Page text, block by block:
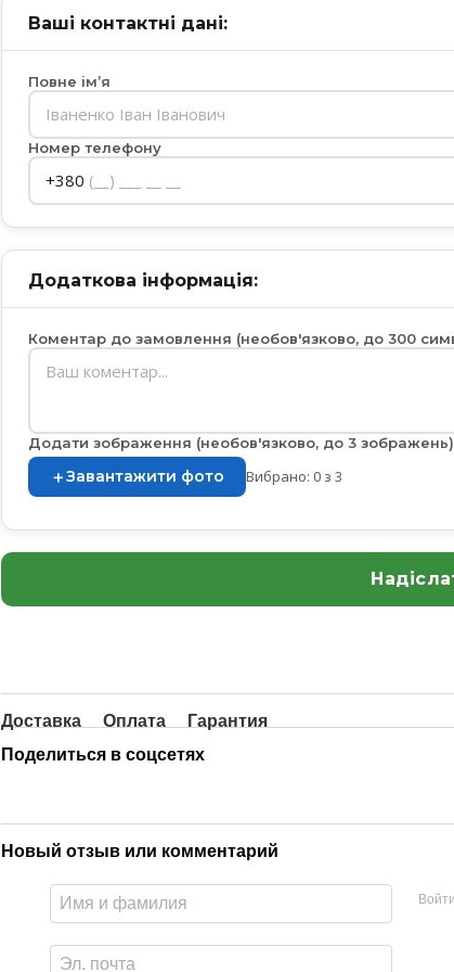
Ваші контактні дані:
Повне імʼя
Номер телефону
+380
Додаткова інформація:
Коментар до замовлення (необов'язково, до 300
Додати зображення (необов'язково, до 3 зображень)
＋Завантажити фото Вибрано: 0 з 3
Доставка Оплата
Гарантия
Поделиться в соцсетях
Новый отзыв или комментарий